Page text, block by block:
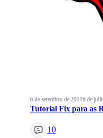
6 de setembro de 20116 de
Tutorial Fix para as
10